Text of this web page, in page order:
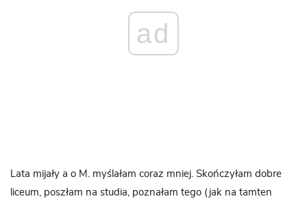
ad
Lata mijały a o M. myślałam coraz mniej. Skończyłam dobre
liceum, poszłam na studia, poznałam tego (jak na tamten